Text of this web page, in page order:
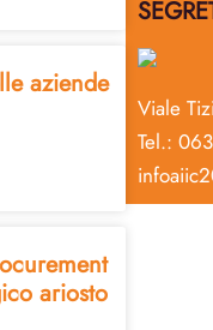
Viale
Tel.:
aziende
ariosto